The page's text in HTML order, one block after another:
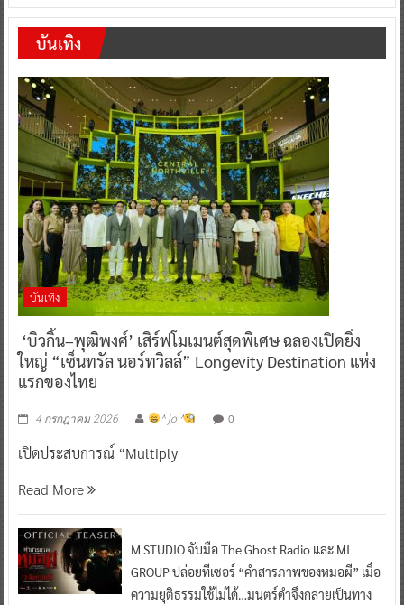
บันเทิง
บันเทิง
‘บิวกิ้น–พุฒิพงศ์’ เสิร์ฟโมเมนต์สุดพิเศษ ฉลองเปิดยิ่ง
ใหญ่ “เซ็นทรัล นอร์ทวิลล์” Longevity Destination แห่ง
แรกของไทย
4 กรกฎาคม 2026 ^ jo ^ 0
เปิดประสบการณ์ “Multiply
Read More
M STUDIO จับมือ The Ghost Radio และ MI
GROUP ปล่อยทีเซอร์ “คำสารภาพของหมอผี” เมื่อ
ความยุติธรรมใช้ไม่ได้…มนตร์ดำจึงกลายเป็นทาง